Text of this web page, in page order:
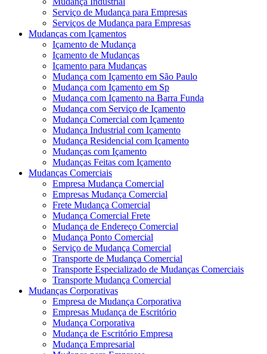
Serviço de Mudança para Empresas
Serviços de Mudança para Empresas
Mudanças com Içamentos
Içamento de Mudança
Içamento de Mudanças
Içamento para Mudanças
Mudança com Içamento em São Paulo
Mudança com Içamento em Sp
Mudança com Içamento na Barra Funda
Mudança com Serviço de Içamento
Mudança Comercial com Içamento
Mudança Industrial com Içamento
Mudança Residencial com Içamento
Mudanças com Içamento
Mudanças Feitas com Içamento
Mudanças Comerciais
Empresa Mudança Comercial
Empresas Mudança Comercial
Frete Mudança Comercial
Mudança Comercial Frete
Mudança de Endereço Comercial
Mudança Ponto Comercial
Serviço de Mudança Comercial
Transporte de Mudança Comercial
Transporte Especializado de Mudanças Comerciais
Transporte Mudança Comercial
Mudanças Corporativas
Empresa de Mudança Corporativa
Empresas Mudança de Escritório
Mudança Corporativa
Mudança de Escritório Empresa
Mudança Empresarial